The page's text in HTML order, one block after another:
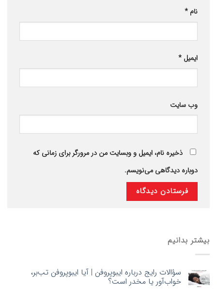
نام *
ایمیل *
وب‌ سایت
ذخیره نام، ایمیل و وبسایت من در مرورگر برای زمانی که
دوباره دیدگاهی می‌نویسم.
بیشتر بدانیم
سؤالات رایج درباره ایبوپروفن | آیا ایبوپروفن تب‌بر،
خواب‌آور یا مخدر است؟